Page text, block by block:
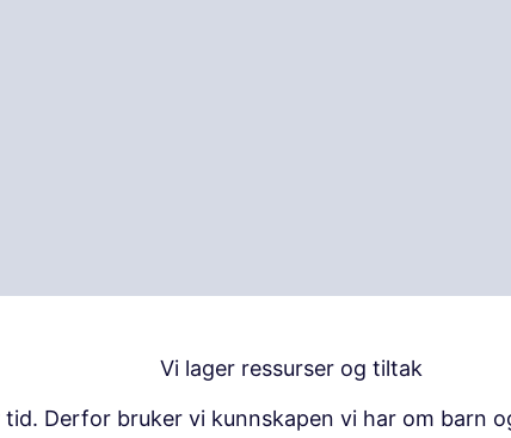
Vi lager ressurser og tiltak
Derfor bruker vi kunnskapen vi har om barn